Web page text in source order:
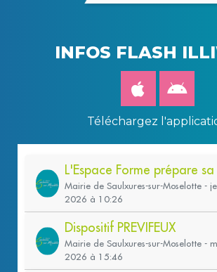
INFOS FLASH
Téléchargez